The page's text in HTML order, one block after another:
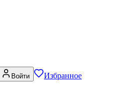
Войти
Избранное